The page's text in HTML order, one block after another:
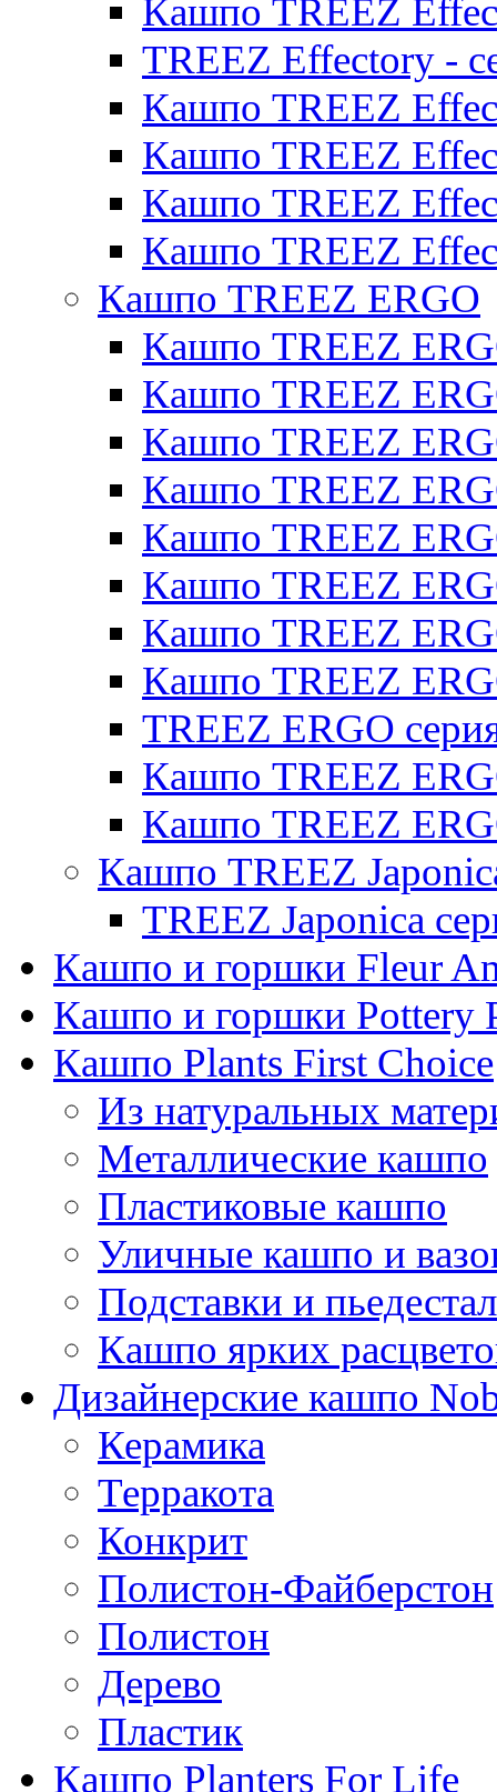
Кашпо TREEZ
TREEZ Effectory -
Кашпо TREEZ
Кашпо TREEZ
Кашпо TREEZ
Кашпо TREEZ
Кашпо TREEZ ERGO
Кашпо TREEZ
Кашпо TREEZ
Кашпо TREEZ
Кашпо TREEZ
Кашпо TREEZ
Кашпо TREEZ
Кашпо TREEZ
Кашпо TREEZ
TREEZ ERGO
Кашпо TREEZ
Кашпо TREEZ
Кашпо TREEZ
TREEZ Japonica
Кашпо и горшки Fleur
Кашпо и горшки Pottery
Кашпо Plants First Choice
Из натуральных
Металлические кашпо
Пластиковые кашпо
Уличные кашпо и
Подставки и
Кашпо ярких
Дизайнерские кашпо
Керамика
Терракота
Конкрит
Полистон-Файберстон
Полистон
Дерево
Пластик
Кашпо Planters For Life